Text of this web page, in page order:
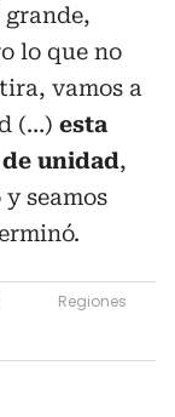
lo que no
vamos a
(…) esta
de unidad,
seamos
Regiones